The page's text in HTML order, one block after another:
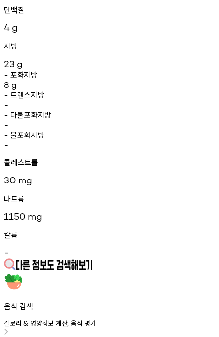
단백질
4 g
지방
23 g
- 포화지방
8 g
- 트랜스지방
-
- 다불포화지방
-
- 불포화지방
-
콜레스트롤
30 mg
나트륨
1150 mg
칼륨
-
음식 검색
칼로리 & 영양정보 계산, 음식 평가